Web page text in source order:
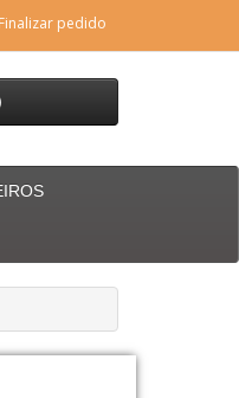
Finalizar pedido